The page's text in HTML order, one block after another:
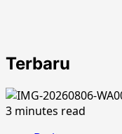
Terbaru
3 minutes read